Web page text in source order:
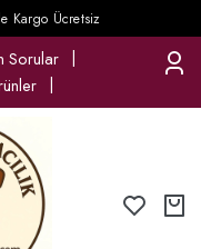
Kargo Ücretsiz
Sorular